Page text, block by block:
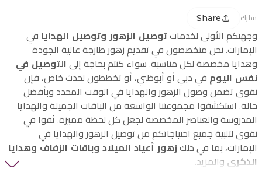
شارك Share
وجهتكم الأولى لخدمات توصيل الزهور وتوصيل الهدايا في
الإمارات. نحن متخصصون في تقديم زهور طازجة عالية الجودة
وهدايا مخصصة لكل مناسبة. سواء كنتم بحاجة إلى التوصيل في
نفس اليوم في دبي أو أبوظبي، أو تخططون لحدث خاص، فإن
نقوى تضمن وصول الزهور والهدايا في الوقت المحدد وبأفضل
حالة. استكشفوا مجموعتنا الواسعة من الباقات الجميلة والهدايا
المدروسة والعناصر المخصصة لجعل كل لحظة مميزة. ثقوا في
نقوى لتلبية جميع احتياجاتكم من توصيل الزهور والهدايا في
الإمارات، بما في ذلك زهور أعياد الميلاد وباقات الزفاف وهدايا
الذكرى والمزيد.